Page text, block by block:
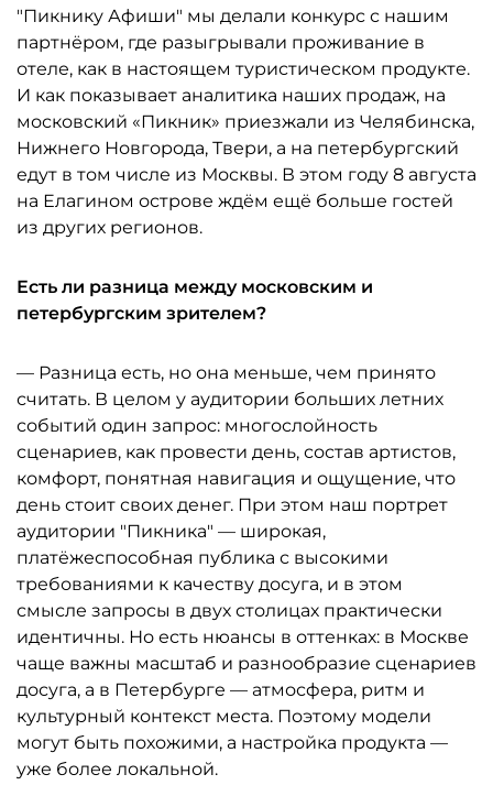
"Пикнику Афиши" мы делали конкурс с нашим
партнёром, где разыгрывали проживание в
отеле, как в настоящем туристическом продукте.
И как показывает аналитика наших продаж, на
московский «Пикник» приезжали из Челябинска,
Нижнего Новгорода, Твери, а на петербургский
едут в том числе из Москвы. В этом году 8 августа
на Елагином острове ждём ещё больше гостей
из других регионов.
Есть ли разница между московским и
петербургским зрителем?
— Разница есть, но она меньше, чем принято
считать. В целом у аудитории больших летних
событий один запрос: многослойность
сценариев, как провести день, состав артистов,
комфорт, понятная навигация и ощущение, что
день стоит своих денег. При этом наш портрет
аудитории "Пикника" — широкая,
платёжеспособная публика с высокими
требованиями к качеству досуга, и в этом
смысле запросы в двух столицах практически
идентичны. Но есть нюансы в оттенках: в Москве
чаще важны масштаб и разнообразие сценариев
досуга, а в Петербурге — атмосфера, ритм и
культурный контекст места. Поэтому модели
могут быть похожими, а настройка продукта —
уже более локальной.